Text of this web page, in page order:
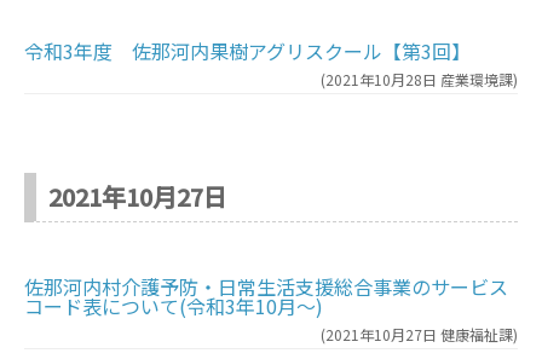
令和3年度 佐那河内果樹アグリスクール【第3回】
(2021年10月28日 産業環境課)
2021年10月27日
佐那河内村介護予防・日常生活支援総合事業のサービス
コード表について(令和3年10月～)
(2021年10月27日 健康福祉課)